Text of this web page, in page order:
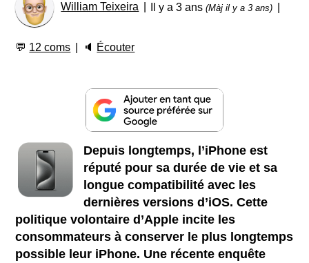
William Teixeira Il y a 3 ans(Màj il y a 3 ans)
💬 12 coms 🔈 Écouter
Depuis longtemps, l’iPhone est
réputé pour sa durée de vie et sa
longue compatibilité avec les
dernières versions d’iOS. Cette
politique volontaire d’Apple incite les
consommateurs à conserver le plus longtemps
possible leur iPhone. Une récente enquête